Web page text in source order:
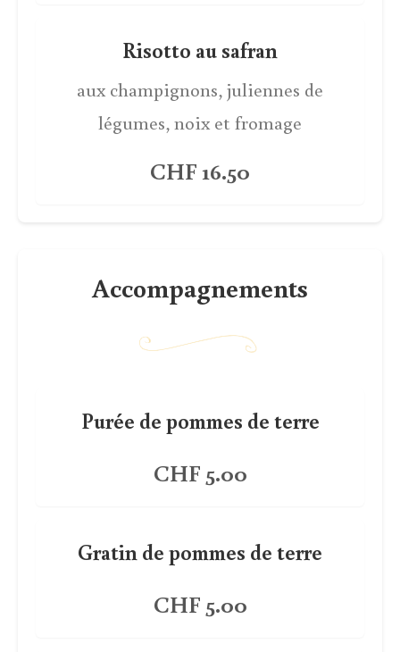
Risotto au safran
aux champignons, juliennes de
légumes, noix et fromage
CHF 16.50
Accompagnements
Purée de pommes de terre
CHF 5.00
Gratin de pommes de terre
CHF 5.00